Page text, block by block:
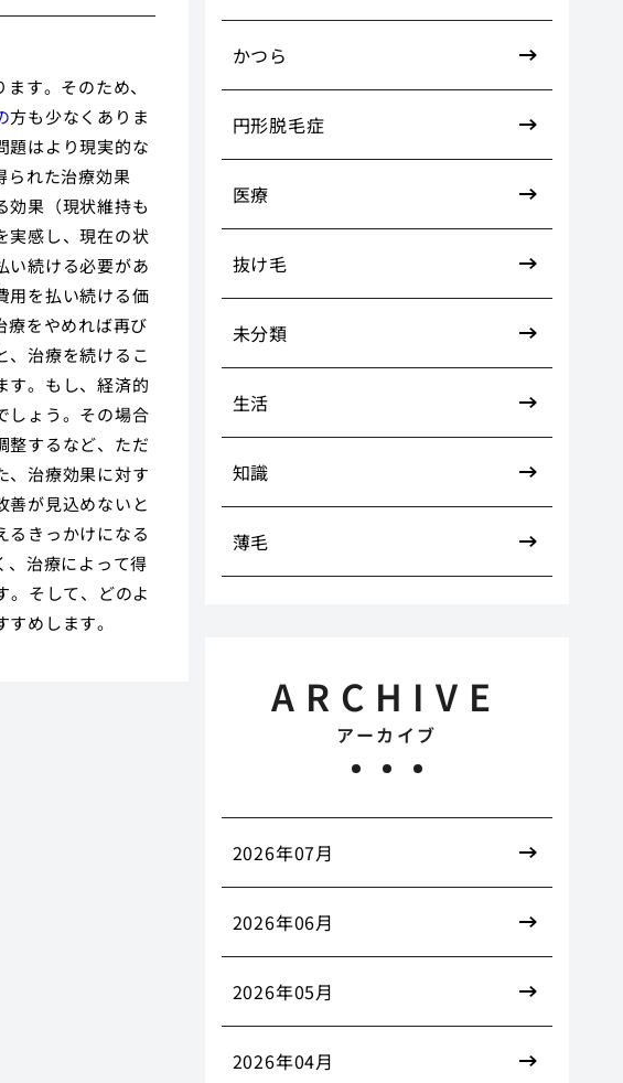
す。そのため、
方も少なくありま
題はより現実的な
られた治療効果
効果（現状維持も
実感し、現在の状
い続ける必要があ
用を払い続ける価
療をやめれば再び
、治療を続けるこ
す。もし、経済的
しょう。その場合
整するなど、ただ
、治療効果に対す
善が見込めないと
るきっかけになる
、治療によって得
。そして、どのよ
めします。
かつら
円形脱毛症
医療
抜け毛
未分類
生活
知識
薄毛
ARCHIVE
アーカイブ
2026年07月
2026年06月
2026年05月
2026年04月